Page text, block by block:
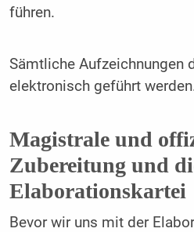
führen.
Sämtliche Aufzeichnungen
elektronisch geführt
Magistrale und
Zubereitung und
Elaborationskartei
Bevor wir uns mit der